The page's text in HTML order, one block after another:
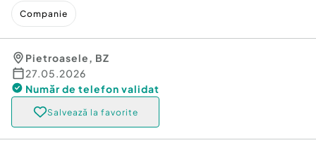
Companie
Pietroasele, BZ
27.05.2026
Număr de telefon validat
Salvează la favorite